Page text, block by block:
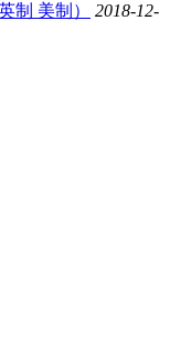
制 美制）
2018-12-